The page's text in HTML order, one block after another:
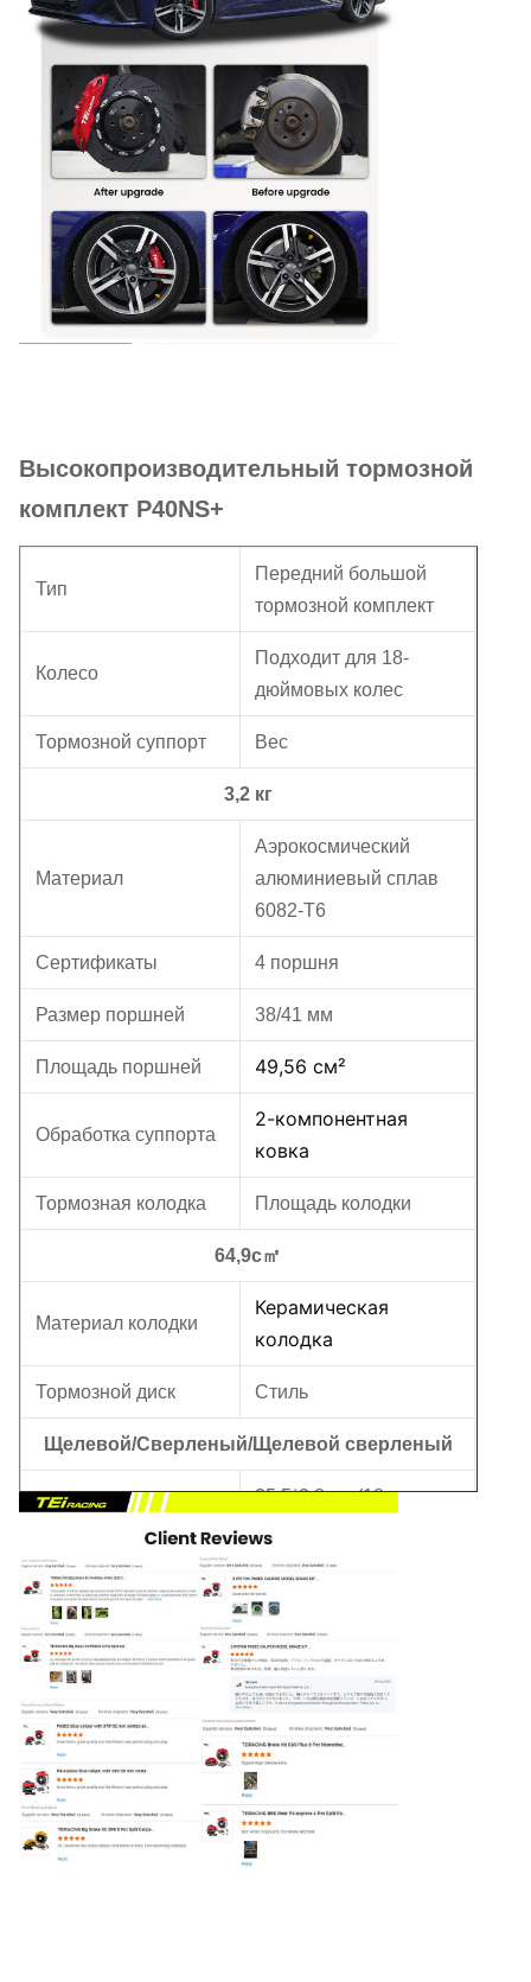
Высокопроизводительный тормозной
комплект P40NS+
Тип
Передний большой
тормозной комплект
Колесо
Подходит для 18-
дюймовых колес
Тормозной суппорт Вес
3,2 кг
Материал
Аэрокосмический
алюминиевый сплав
6082-T6
Сертификаты 4 поршня
Размер поршней 38/41 мм
Площадь поршней 49,56 см²
Обработка суппорта
2-компонентная
ковка
Тормозная колодка Площадь колодки
64,9c㎡
Материал колодки
Керамическая
колодка
Тормозной диск Стиль
Щелевой/Сверленый/Щелевой сверленый
Размер
35,5*2,8 см (18
Материал
Высокоуглеродистый
сплав G3500
(Углерод 3,85%)
Сертификаты
Термическая
обработка при 600℃ в
течение 24 часов / 72
изогнутых